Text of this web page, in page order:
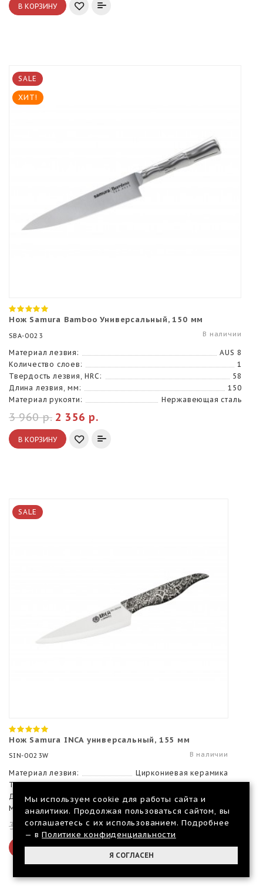
В КОРЗИНУ
SALE
ХИТ!
Нож Samura Bamboo Универсальный, 150 мм
SBA-0023 В наличии
Материал лезвия:
AUS 8
Количество слоев:
1
Твердость лезвия, HRC:
58
Длина лезвия, мм:
150
Материал рукояти:
Нержавеющая сталь
2 356 р.
3 960 р.
В КОРЗИНУ
SALE
Нож Samura INCA универсальный, 155 мм
SIN-0023W В наличии
Материал лезвия:
Циркониевая керамика
Твердость лезвия, HRC:
82
Длина лезвия, мм:
Материал рукояти:
ABS пластик
2 375 р.
3 991 р.
В КОРЗИНУ
Мы используем cookie для работы сайта и
аналитики. Продолжая пользоваться сайтом, вы
соглашаетесь с их использованием. Подробнее
— вПолитике конфиденциальности
Я СОГЛАСЕН